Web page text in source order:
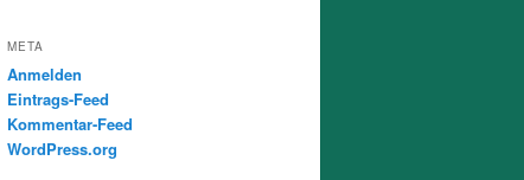
META
Anmelden
Eintrags-Feed
Kommentar-Feed
WordPress.org